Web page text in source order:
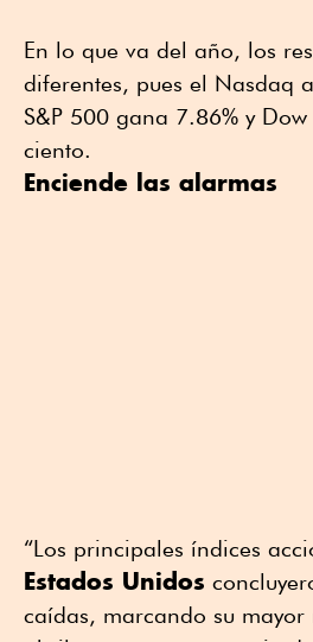
En lo que va del año, los
diferentes, pues el Nasdaq
S&P 500 gana 7.86% y
ciento.
Enciende las alarmas
“Los principales índices
Estados Unidos
caídas, marcando su mayor